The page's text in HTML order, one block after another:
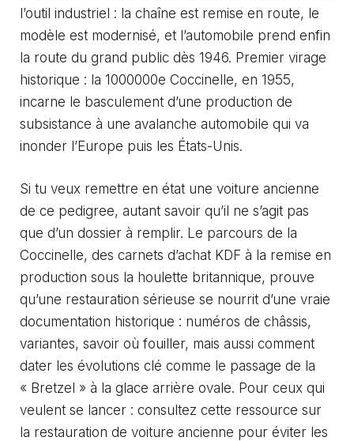
l’outil industriel : la chaîne est remise en route, le
modèle est modernisé, et l’automobile prend enfin
la route du grand public dès 1946. Premier virage
historique : la 1000000e Coccinelle, en 1955,
incarne le basculement d’une production de
subsistance à une avalanche automobile qui va
inonder l’Europe puis les États-Unis.
Si tu veux remettre en état une voiture ancienne
de ce pedigree, autant savoir qu’il ne s’agit pas
que d’un dossier à remplir. Le parcours de la
Coccinelle, des carnets d’achat KDF à la remise en
production sous la houlette britannique, prouve
qu’une restauration sérieuse se nourrit d’une vraie
documentation historique : numéros de châssis,
variantes, savoir où fouiller, mais aussi comment
dater les évolutions clé comme le passage de la
« Bretzel » à la glace arrière ovale. Pour ceux qui
veulent se lancer : consultez cette ressource sur
la restauration de voiture ancienne pour éviter les